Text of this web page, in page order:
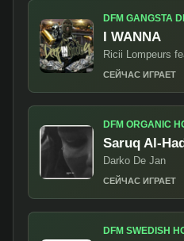
DFM GANGSTA
I WANNA
Ricii Lompeurs
СЕЙЧАС ИГРАЕТ
DFM ORGANIC
Saruq Al-
Darko De Jan
СЕЙЧАС ИГРАЕТ
DFM SWEDISH